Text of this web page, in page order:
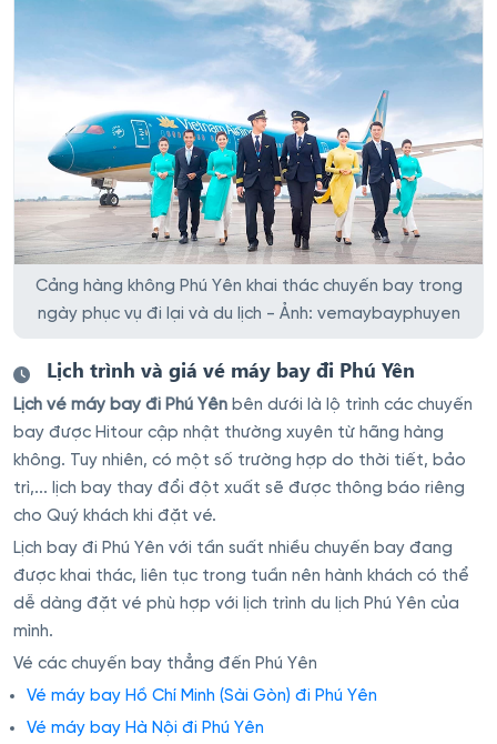
Cảng hàng không Phú Yên khai thác chuyến bay trong
ngày phục vụ đi lại và du lịch - Ảnh: vemaybayphuyen
Lịch trình và giá vé máy bay đi Phú Yên
Lịch vé máy bay đi Phú Yên bên dưới là lộ trình các chuyến
bay được Hitour cập nhật thường xuyên từ hãng hàng
không. Tuy nhiên, có một số trường hợp do thời tiết, bảo
trì,... lịch bay thay đổi đột xuất sẽ được thông báo riêng
cho Quý khách khi đặt vé.
Lịch bay đi Phú Yên với tần suất nhiều chuyến bay đang
được khai thác, liên tục trong tuần nên hành khách có thể
dễ dàng đặt vé phù hợp với lịch trình du lịch Phú Yên của
mình.
Vé các chuyến bay thẳng đến Phú Yên
Vé máy bay Hồ Chí Minh (Sài Gòn) đi Phú Yên
Vé máy bay Hà Nội đi Phú Yên